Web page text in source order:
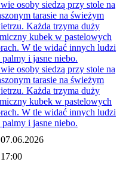
07.06.2026
17:00